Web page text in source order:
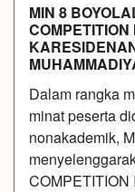
MIN 8
Dalam rangka
minat peserta
nonakademik,
COMPETITION